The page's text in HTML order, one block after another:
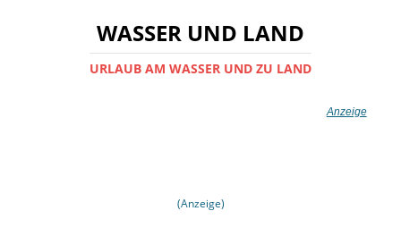
WASSER UND LAND
URLAUB AM WASSER UND ZU LAND
(Anzeige)